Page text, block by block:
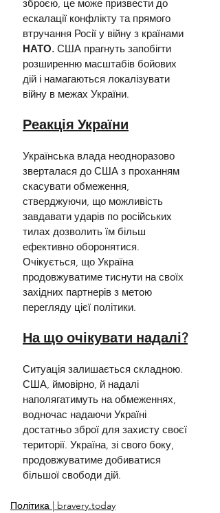
зброєю, це може призвести до
ескалації конфлікту та прямого
втручання Росії у війну з країнами
НАТО. США прагнуть запобігти
розширенню масштабів бойових
дій і намагаються локалізувати
війну в межах України.
Реакція України
Українська влада неодноразово
зверталася до США з проханням
скасувати обмеження,
стверджуючи, що можливість
завдавати ударів по російських
тилах дозволить їм більш
ефективно оборонятися.
Очікується, що Україна
продовжуватиме тиснути на своїх
західних партнерів з метою
перегляду цієї політики.
На що очікувати надалі?
Ситуація залишається складною.
США, ймовірно, й надалі
наполягатимуть на обмеженнях,
водночас надаючи Україні
достатньо зброї для захисту своєї
території. Україна, зі свого боку,
продовжуватиме добиватися
більшої свободи дій.
Політика | bravery.today